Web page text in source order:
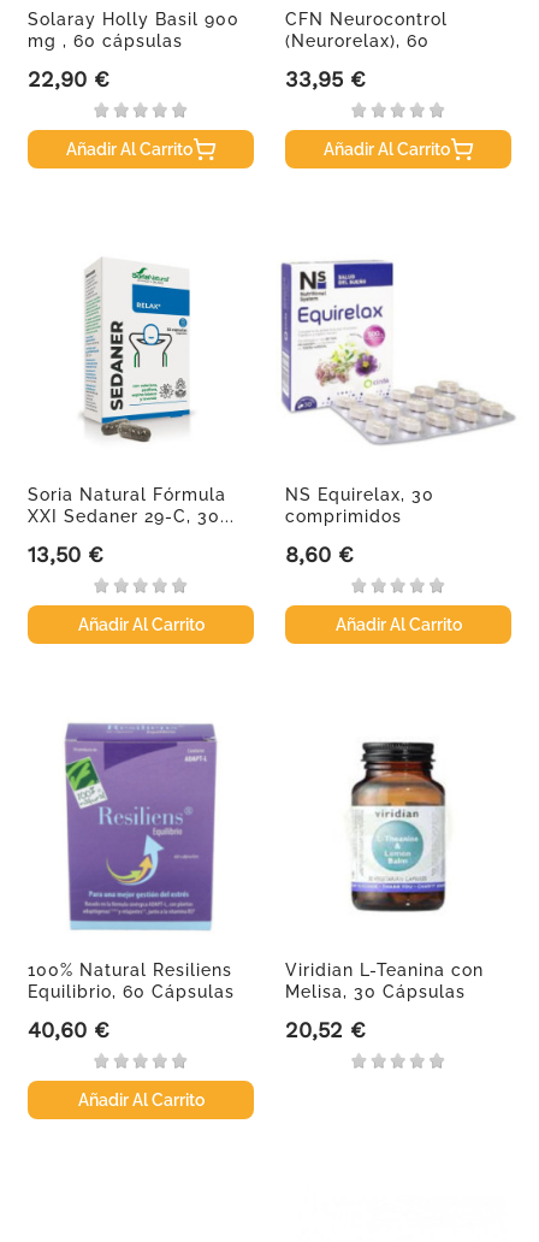
Solaray Holly Basil 900
mg , 60 cápsulas
Precio
22,90 €
Añadir Al Carrito
CFN Neurocontrol
(Neurorelax), 60
Precio
33,95 €
Añadir Al Carrito
Soria Natural Fórmula
XXI Sedaner 29-C, 30...
Precio
13,50 €
Añadir Al Carrito
NS Equirelax, 30
comprimidos
Precio
8,60 €
Añadir Al Carrito
100% Natural Resiliens
Equilibrio, 60 Cápsulas
Precio
40,60 €
Añadir Al Carrito
Viridian L-Teanina con
Melisa, 30 Cápsulas
Precio
20,52 €